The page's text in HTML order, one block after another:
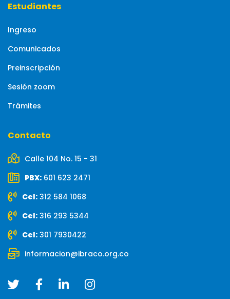
Estudiantes
Ingreso
Comunicados
Preinscripción
Sesión zoom
Trámites
Contacto
Calle 104 No. 15 - 31
PBX: 601 623 2471
Cel: 312 584 1068
Cel: 316 293 5344
Cel: 301 7930422
informacion@ibraco.org.co